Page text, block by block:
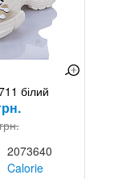
білий
2073640
Calorie